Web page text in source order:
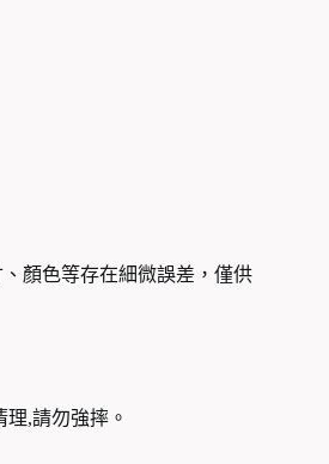
、顏色等存在細微誤差，僅供
,請勿強摔。